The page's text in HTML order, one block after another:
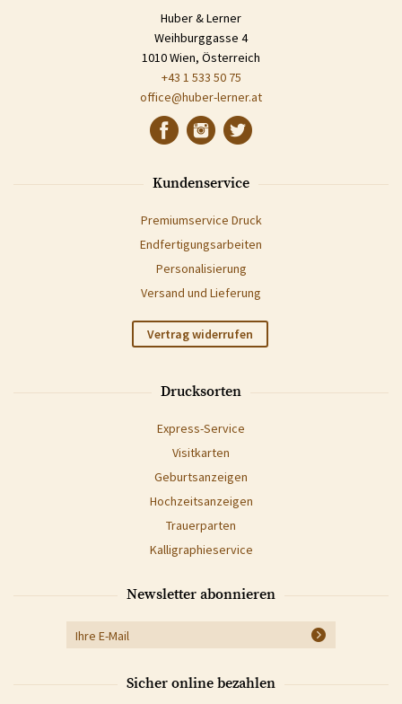
Huber & Lerner
Weihburggasse 4
1010 Wien, Österreich
+43 1 533 50 75
office@huber-lerner.at
Kundenservice
Premiumservice Druck
Endfertigungsarbeiten
Personalisierung
Versand und Lieferung
Vertrag widerrufen
Drucksorten
Express-Service
Visitkarten
Geburtsanzeigen
Hochzeitsanzeigen
Trauerparten
Kalligraphieservice
Newsletter abonnieren
Sicher online bezahlen